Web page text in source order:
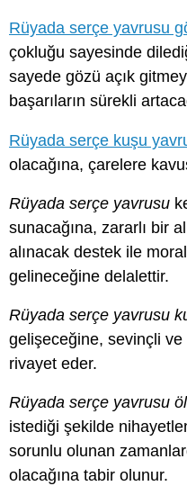
Rüyada serçe yavrusu
çokluğu sayesinde
sayede gözü açık
başarıların sürekli
Rüyada serçe kuşu
olacağına, çarelere
Rüyada serçe yavrusu
sunacağına, zararlı bir
alınacak destek ile
gelineceğine delalettir.
Rüyada serçe yavrusu
gelişeceğine, sevinçli
rivayet eder.
Rüyada serçe yavrusu
istediği şekilde
sorunlu olunan
olacağına tabir olunur.